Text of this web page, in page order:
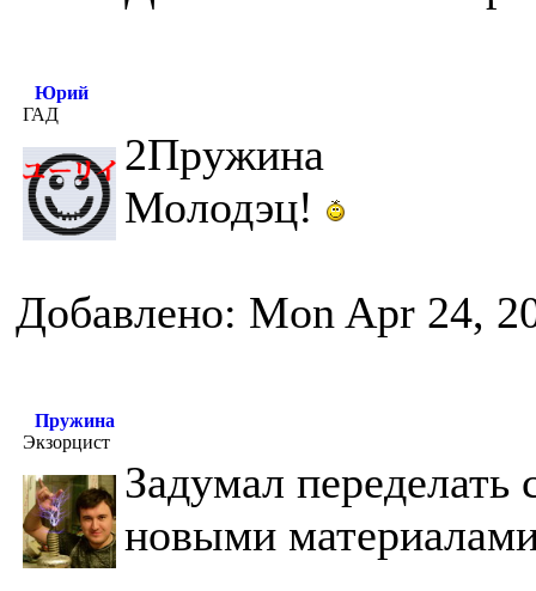
Юрий
ГАД
2Пружина
Молодэц!
Добавлено: Mon Apr 24,
Пружина
Экзорцист
Задумал переделать
новыми